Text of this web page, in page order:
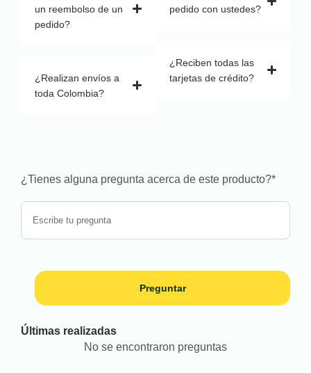
un reembolso de un
pedido?
¿Realizan envíos a
toda Colombia?
pedido con ustedes?
¿Reciben todas las
tarjetas de crédito?
¿Tienes alguna pregunta acerca de este producto?*
Preguntar
Últimas realizadas
No se encontraron preguntas